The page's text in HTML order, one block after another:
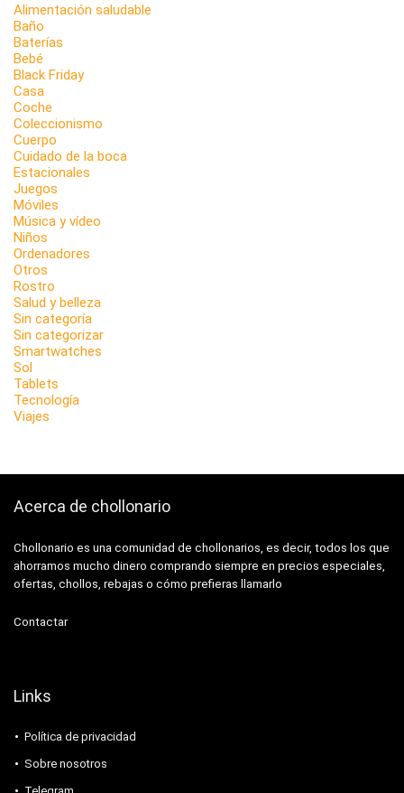
Alimentación saludable
Baño
Baterías
Bebé
Black Friday
Casa
Coche
Coleccionismo
Cuerpo
Cuidado de la boca
Estacionales
Juegos
Móviles
Música y vídeo
Niños
Ordenadores
Otros
Rostro
Salud y belleza
Sin categoría
Sin categorizar
Smartwatches
Sol
Tablets
Tecnología
Viajes
Acerca de chollonario
Chollonario es una comunidad de chollonarios, es decir, todos los que
ahorramos mucho dinero comprando siempre en precios especiales,
ofertas, chollos, rebajas o cómo prefieras llamarlo
Contactar
Links
Política de privacidad
Sobre nosotros